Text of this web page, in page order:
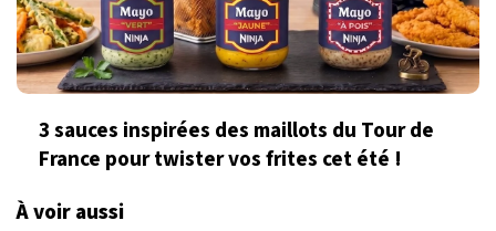
3 sauces inspirées des maillots du Tour de
France pour twister vos frites cet été !
À voir aussi